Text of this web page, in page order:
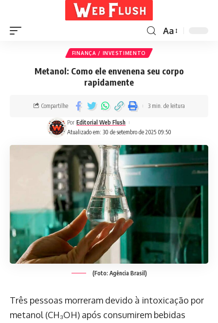
Aa
FINANÇA / INVESTIMENTO
Metanol: Como ele envenena seu corpo
rapidamente
Atualizado em: 30 de setembro de 2025 09:50
Por Editorial Web Flush
Compartilhe 3 min. de leitura
(Foto: Agência Brasil)
Três pessoas morreram devido à intoxicação por
metanol (CH₃OH) após consumirem bebidas